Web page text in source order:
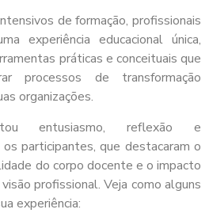
de formação, profissionais
experiência educacional única,
práticas e conceituais que
processos de transformação
organizações.
entusiasmo, reflexão e
participantes, que destacaram o
do corpo docente e o impacto
profissional. Veja como alguns
experiência: